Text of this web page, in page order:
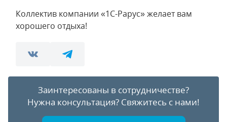
Коллектив компании «1С-Рарус» желает вам
хорошего отдыха!
Заинтересованы в сотрудничестве?
Нужна консультация? Свяжитесь с нами!